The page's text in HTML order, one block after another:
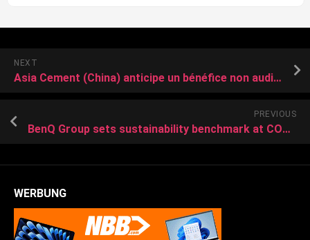
NEXT
Asia Cement (China) anticipe un bénéfice non audité de 114,4 millions de RMB au premier semestre
PREVIOUS
BenQ Group sets sustainability benchmark at COMPUTEX 2025 with ISO 20121:2024 certification
WERBUNG